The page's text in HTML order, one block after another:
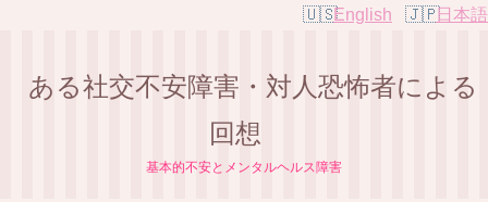
English 日本語
ある社交不安障害・対人恐怖者による
回想
基本的不安とメンタルヘルス障害